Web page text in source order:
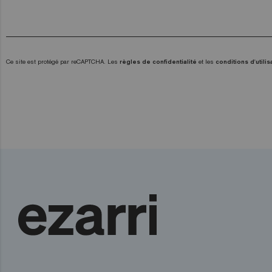
Ce site est protégé par reCAPTCHA. Les règles de confidentialité et les conditions